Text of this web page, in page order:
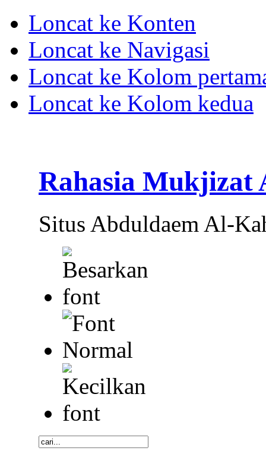
Loncat ke Konten
Loncat ke Navigasi
Loncat ke Kolom
Loncat ke Kolom kedua
Rahasia Mukjizat
Situs Abduldaem Al-